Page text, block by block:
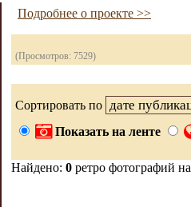
Подробнее о проекте >>
(Просмотров: 7529)
Сортировать по
Показать на ленте
Найдено: 0 ретро фотографий на